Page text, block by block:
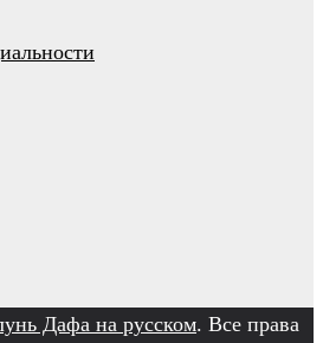
Дафа на русском. Все права